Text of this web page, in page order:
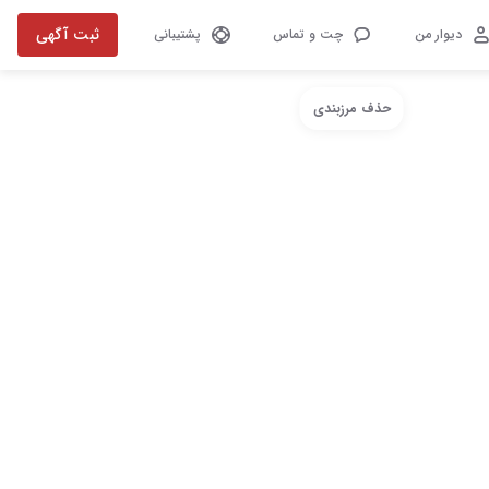
دیوار من چت و تماس پشتیبانی ثبت آگهی
حذف مرزبندی